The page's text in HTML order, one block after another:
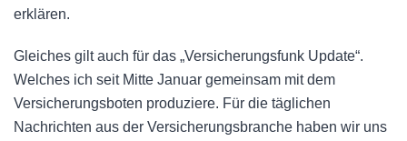
erklären.
Gleiches gilt auch für das „Versicherungsfunk Update“.
Welches ich seit Mitte Januar gemeinsam mit dem
Versicherungsboten produziere. Für die täglichen
Nachrichten aus der Versicherungsbranche haben wir uns